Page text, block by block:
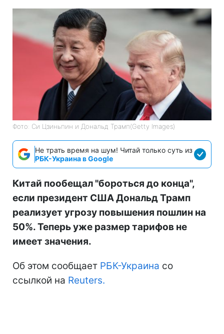
Фото: Си Цзиньпин и Дональд Трамп(Getty Images)
Не трать время на шум! Читай только суть из
РБК-Украина в Google
Китай пообещал "бороться до конца",
если президент США Дональд Трамп
реализует угрозу повышения пошлин на
50%. Теперь уже размер тарифов не
имеет значения.
Об этом сообщает РБК-Украина со
ссылкой на Reuters.